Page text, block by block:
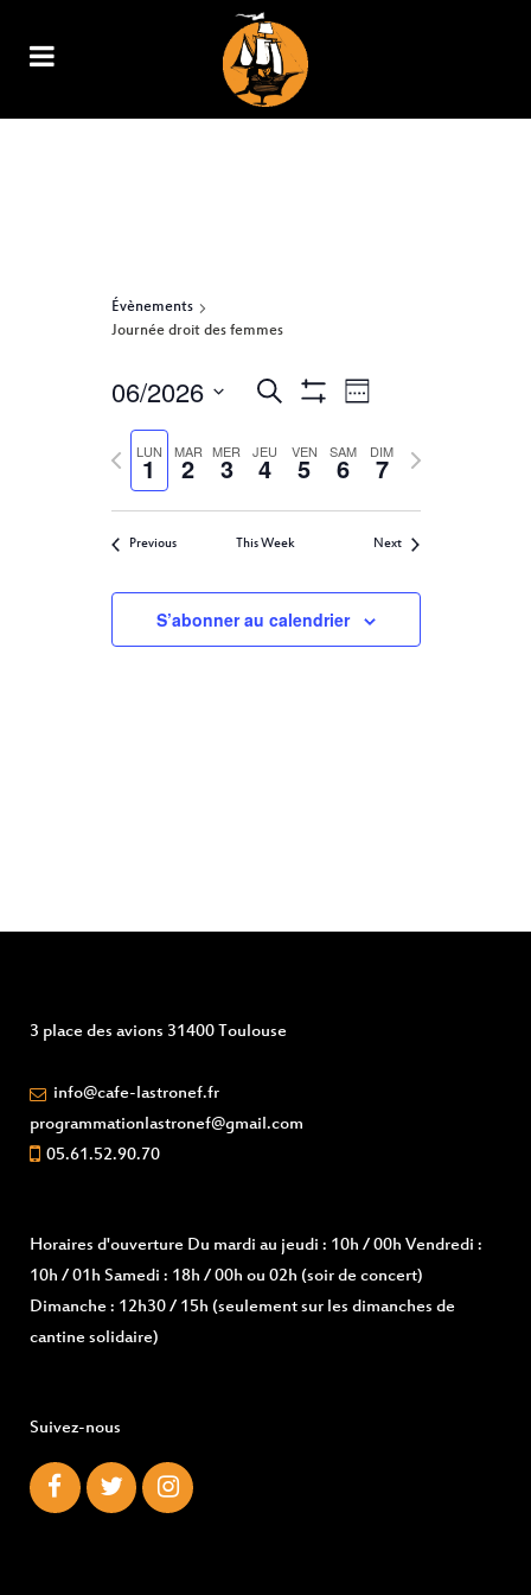
Évènements
Journée droit des femmes
RECHERCHE
NAVIGATION
DE
ÉVÈNEMENTS
Recherche
NAVIGATION
ÉVÈNEMENT
Week
06/2026
date.LUN
1 MAR
2 MER
3 JEU
4 VEN
5 SAM
6 DIM
7
Previous
week
Next
Previous This Week Next
S’abonner au calendrier
3 place des avions 31400 Toulouse
info@cafe-lastronef.fr
programmationlastronef@gmail.com
05.61.52.90.70
Horaires d'ouverture Du mardi au jeudi : 10h / 00h Vendredi :
10h / 01h Samedi : 18h / 00h ou 02h (soir de concert)
Dimanche : 12h30 / 15h (seulement sur les dimanches de
cantine solidaire)
Suivez-nous